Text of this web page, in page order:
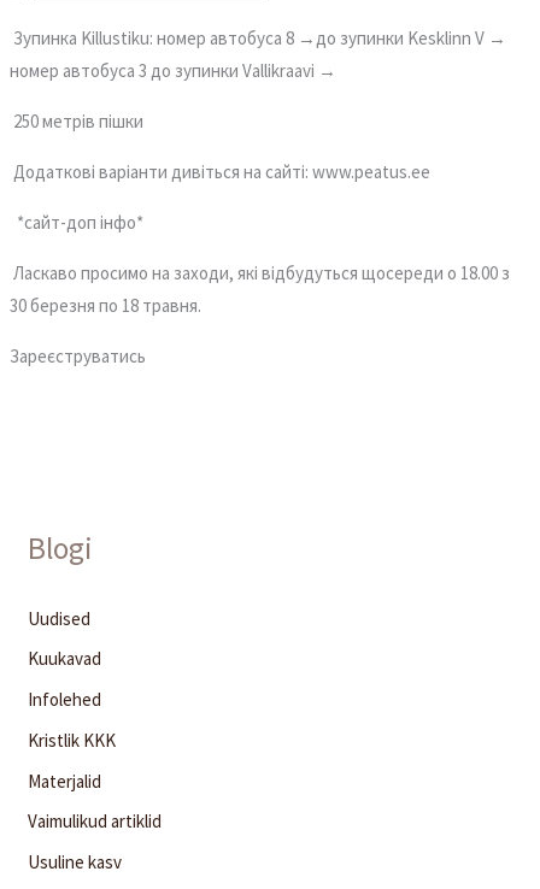
Зупинка Killustiku: номер автобуса 8 →до зупинки Kesklinn V →
номер автобуса 3 до зупинки Vallikraavi →
250 метрів пішки
Додаткові варіанти дивіться на сайті: www.peatus.ee
*сайт-доп інфо*
Ласкаво просимо на заходи, які відбудуться щосереди о 18.00 з
30 березня по 18 травня.
Зареєструватись
Blogi
Uudised
Kuukavad
Infolehed
Kristlik KKK
Materjalid
Vaimulikud artiklid
Usuline kasv